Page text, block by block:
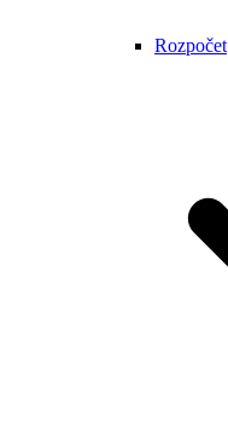
Rozpočet